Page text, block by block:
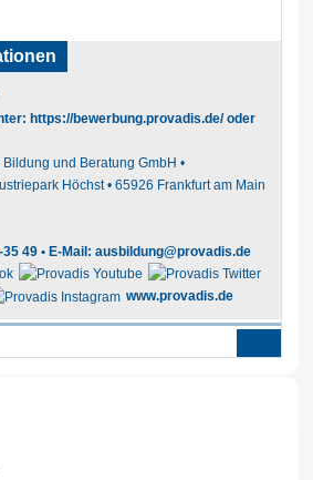
https://bewerbung.provadis.de/oder
Bildung und Beratung GmbH •
Höchst • 65926 Frankfurt am Main
49 • E-Mail: ausbildung@provadis.de
www.provadis.de